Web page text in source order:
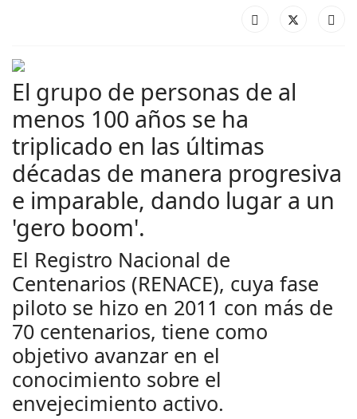
El grupo de personas de al
menos 100 años se ha
triplicado en las últimas
décadas de manera progresiva
e imparable, dando lugar a un
'gero boom'.
El Registro Nacional de
Centenarios (RENACE), cuya fase
piloto se hizo en 2011 con más de
70 centenarios, tiene como
objetivo avanzar en el
conocimiento sobre el
envejecimiento activo.